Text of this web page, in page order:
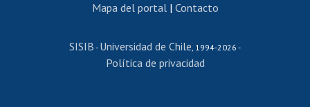
Postulación al Programa de Movilidad Estudiantil
Cursos de español
Mapa del portal| Contacto
SISIB - Universidad de Chile, 1994-2026 -
Política de privacidad